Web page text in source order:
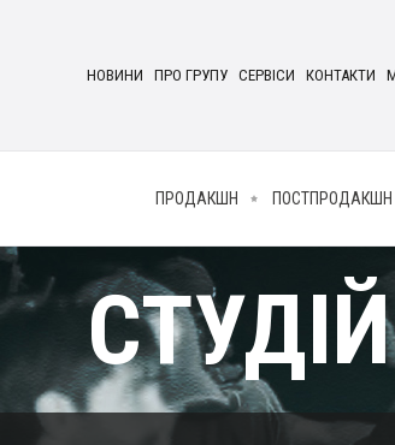
НОВИНИ ПРО ГРУПУ СЕРВІСИ КОНТАКТИ
ПРОДАКШН ПОСТПРОДАКШН